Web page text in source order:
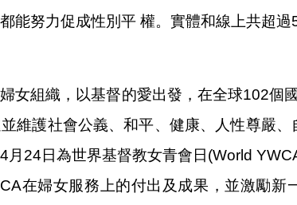
能努力促成性別平 權。實體和線上共超過
女組織，以基督的愛出發，在全球102個
維護社會公義、和平、健康、人性尊嚴
月24日為世界基督教女青會日(World
在婦女服務上的付出及成果，並激勵新